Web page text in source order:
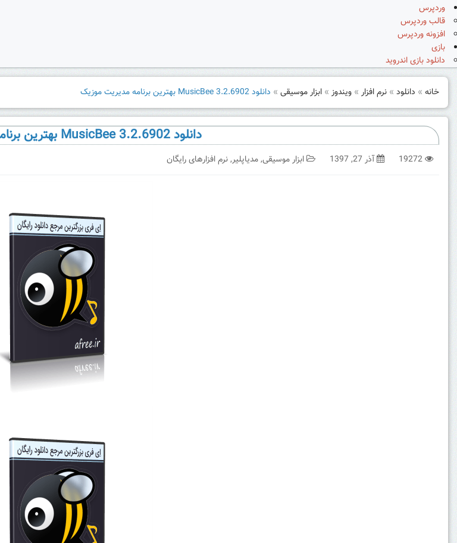
وردپرس
قالب وردپرس
افزونه وردپرس
بازی
دانلود بازی اندروید
خانه » دانلود » نرم افزار » ویندوز » ابزار موسیقی » دانلود 6902.MusicBee 3.2 بهترین برنامه مدیریت موزیک
دانلود 6902.MusicBee 3.2 بهترین برنامه مدیریت موزیک
19272 آذر 27, 1397 ابزار موسیقی,مدیاپلیر,نرم افزارهای رایگان